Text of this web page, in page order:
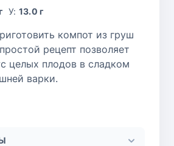
У: 13.0 г
компот из груш
рецепт позволяет
целых плодов в сладком
варки.